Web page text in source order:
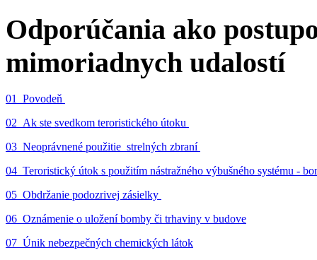
Odporúčania ako
mimoriadnych udalostí
01_Povodeň
02_Ak ste svedkom teroristického útoku
03_Neoprávnené použitie strelných zbraní
04_Teroristický útok s použitím nástražného výbušného systému -
05_Obdržanie podozrivej zásielky
06_Oznámenie o uložení bomby či trhaviny v budove
07_Únik nebezpečných chemických látok